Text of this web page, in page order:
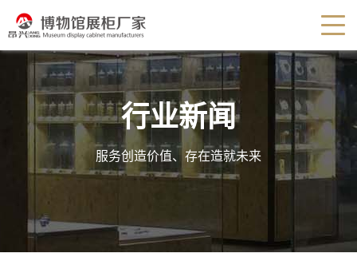
行业新闻
服务创造价值、存在造就未来